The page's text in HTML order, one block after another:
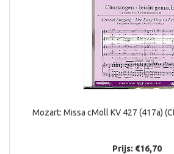
Mozart: Missa cMoll KV 427 (417a)
Prijs: €16,70